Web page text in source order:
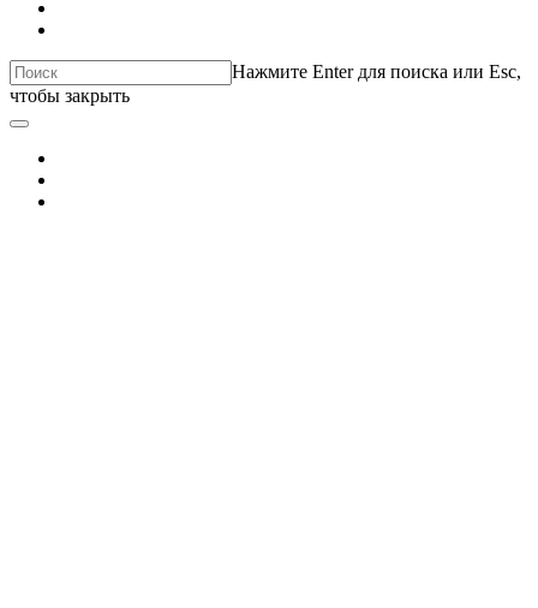
Нажмите Enter для поиска или Esc,
чтобы закрыть